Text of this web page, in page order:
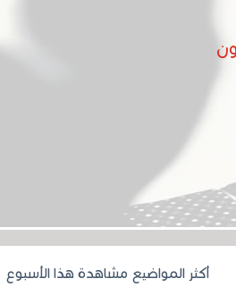
أكثر المواضيع مشاهدة هذا الأسبوع